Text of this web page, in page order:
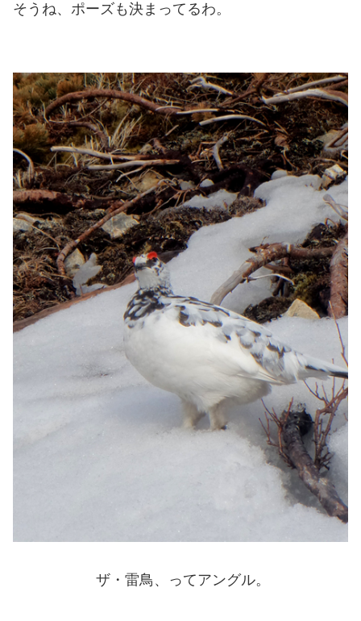
そうね、ポーズも決まってるわ。
ザ・雷鳥、ってアングル。